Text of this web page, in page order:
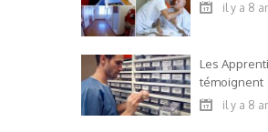
il y a 8
Les
témoignent
il y a 8